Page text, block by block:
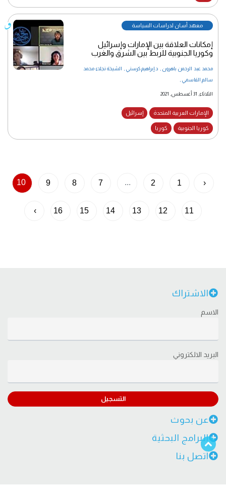
معهد أسان لدراسات السياسة
إمكانات العلاقة بين الإمارات وإسرائيل
وكوريا الجنوبية للربط بين الشرق والغرب
محمد عبد الرحمن باهرون د.إبراهيم كرسني
الشيخة نجلاء محمد
سالم القاسمي
الثلاثاء, 31 أغسطس, 2021
الإمارات العربية المتحدة إسرائيل
كوريا الجنوبية كوريا
‹
1
2
...
7
8
9
10
11
12
13
14
15
16
›
الاشتراك
الاسم
البريد الالكتروني
التسجيل
عن بحوث
البرامج البحثية
اتصل بنا